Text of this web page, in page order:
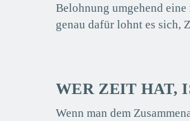
Belohnung umgehend
genau dafür lohnt es sich,
WER ZEIT HAT,
Wenn man dem